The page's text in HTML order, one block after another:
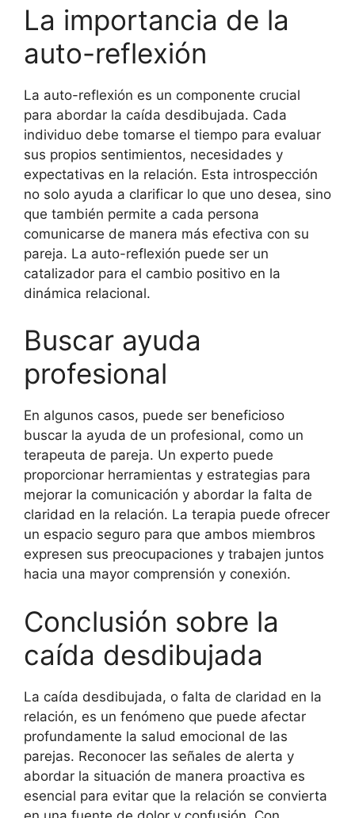
La importancia de la
auto-reflexión
La auto-reflexión es un componente crucial
para abordar la caída desdibujada. Cada
individuo debe tomarse el tiempo para evaluar
sus propios sentimientos, necesidades y
expectativas en la relación. Esta introspección
no solo ayuda a clarificar lo que uno desea, sino
que también permite a cada persona
comunicarse de manera más efectiva con su
pareja. La auto-reflexión puede ser un
catalizador para el cambio positivo en la
dinámica relacional.
Buscar ayuda
profesional
En algunos casos, puede ser beneficioso
buscar la ayuda de un profesional, como un
terapeuta de pareja. Un experto puede
proporcionar herramientas y estrategias para
mejorar la comunicación y abordar la falta de
claridad en la relación. La terapia puede ofrecer
un espacio seguro para que ambos miembros
expresen sus preocupaciones y trabajen juntos
hacia una mayor comprensión y conexión.
Conclusión sobre la
caída desdibujada
La caída desdibujada, o falta de claridad en la
relación, es un fenómeno que puede afectar
profundamente la salud emocional de las
parejas. Reconocer las señales de alerta y
abordar la situación de manera proactiva es
esencial para evitar que la relación se convierta